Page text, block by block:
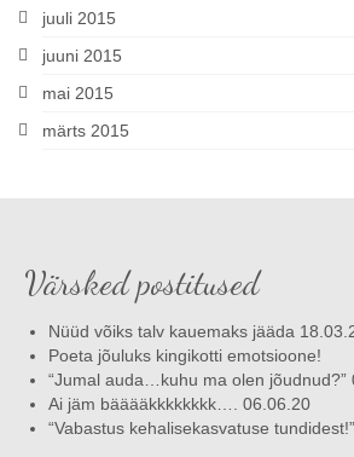
juuli 2015
juuni 2015
mai 2015
märts 2015
Värsked postitused
Nüüd võiks talv kauemaks jääda
Poeta jõuluks kingikotti emotsioone!
“Jumal auda…kuhu ma olen jõudnud?”
Ai jäm bääääkkkkkkkk…. 06.06.20
“Vabastus kehalisekasvatuse tundidest!”